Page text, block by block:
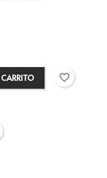
favorite_border